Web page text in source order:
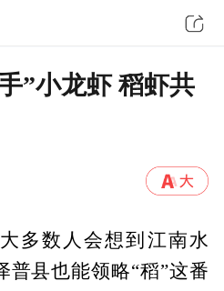
”小龙虾 稻虾共
多数人会想到江南水
普县也能领略“稻”这番